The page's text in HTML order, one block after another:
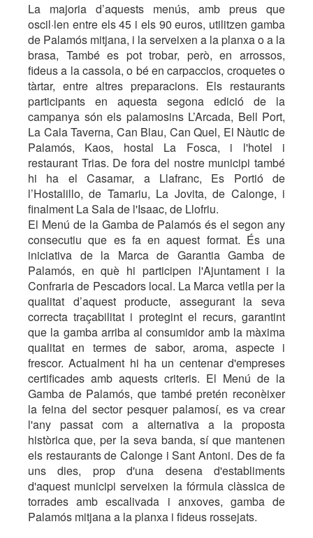
La majoria d’aquests menús, amb preus que
oscil·len entre els 45 i els 90 euros, utilitzen gamba
de Palamós mitjana, i la serveixen a la planxa o a la
brasa, També es pot trobar, però, en arrossos,
fideus a la cassola, o bé en carpaccios, croquetes o
tàrtar, entre altres preparacions. Els restaurants
participants en aquesta segona edició de la
campanya són els palamosins L’Arcada, Bell Port,
La Cala Taverna, Can Blau, Can Quel, El Nàutic de
Palamós, Kaos, hostal La Fosca, i l'hotel i
restaurant Trias. De fora del nostre municipi també
hi ha el Casamar, a Llafranc, Es Portió de
l’Hostalillo, de Tamariu, La Jovita, de Calonge, i
finalment La Sala de l'Isaac, de Llofriu.
El Menú de la Gamba de Palamós és el segon any
consecutiu que es fa en aquest format. És una
iniciativa de la Marca de Garantia Gamba de
Palamós, en què hi participen l'Ajuntament i la
Confraria de Pescadors local. La Marca vetlla per la
qualitat d’aquest producte, assegurant la seva
correcta traçabilitat i protegint el recurs, garantint
que la gamba arriba al consumidor amb la màxima
qualitat en termes de sabor, aroma, aspecte i
frescor. Actualment hi ha un centenar d'empreses
certificades amb aquests criteris. El Menú de la
Gamba de Palamós, que també pretén reconèixer
la feina del sector pesquer palamosí, es va crear
l'any passat com a alternativa a la proposta
històrica que, per la seva banda, sí que mantenen
els restaurants de Calonge i Sant Antoni. Des de fa
uns dies, prop d'una desena d'establiments
d'aquest municipi serveixen la fórmula clàssica de
torrades amb escalivada i anxoves, gamba de
Palamós mitjana a la planxa i fideus rossejats.